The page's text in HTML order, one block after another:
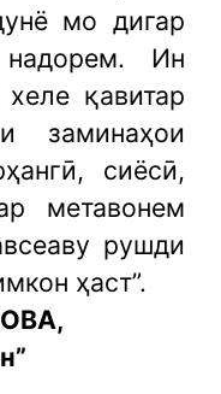
мо дигар
Ин
қавитар
заминаҳои
сиёсӣ,
метавонем
рушди
ҳаст”.